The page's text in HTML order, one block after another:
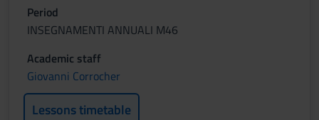
Period
INSEGNAMENTI ANNUALI M46
Academic staff
Giovanni Corrocher
Lessons timetable